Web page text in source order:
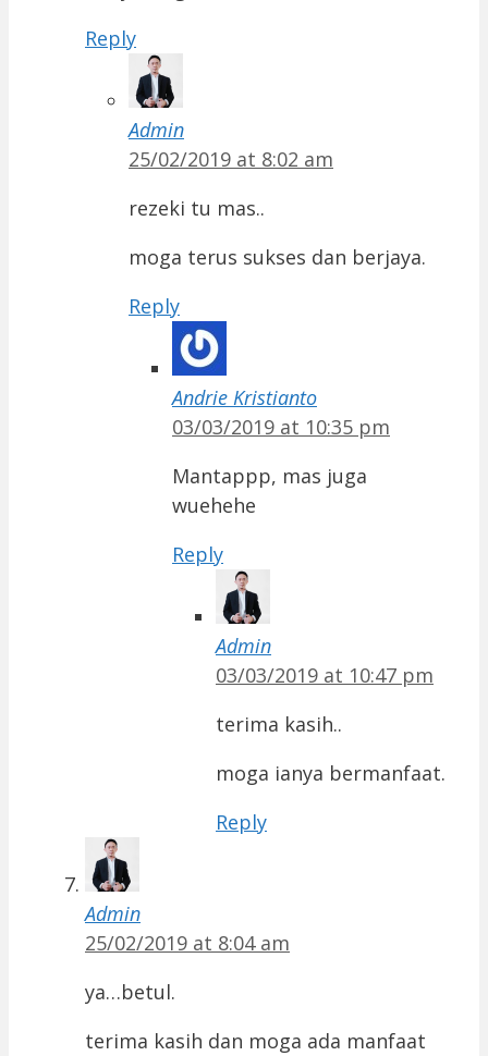
Reply
Admin
25/02/2019 at 8:02 am
rezeki tu mas..
moga terus sukses dan berjaya.
Reply
Andrie Kristianto
03/03/2019 at 10:35 pm
Mantappp, mas juga
wuehehe
Reply
Admin
03/03/2019 at 10:47 pm
terima kasih..
moga ianya bermanfaat.
Reply
Admin
25/02/2019 at 8:04 am
ya…betul.
terima kasih dan moga ada manfaat